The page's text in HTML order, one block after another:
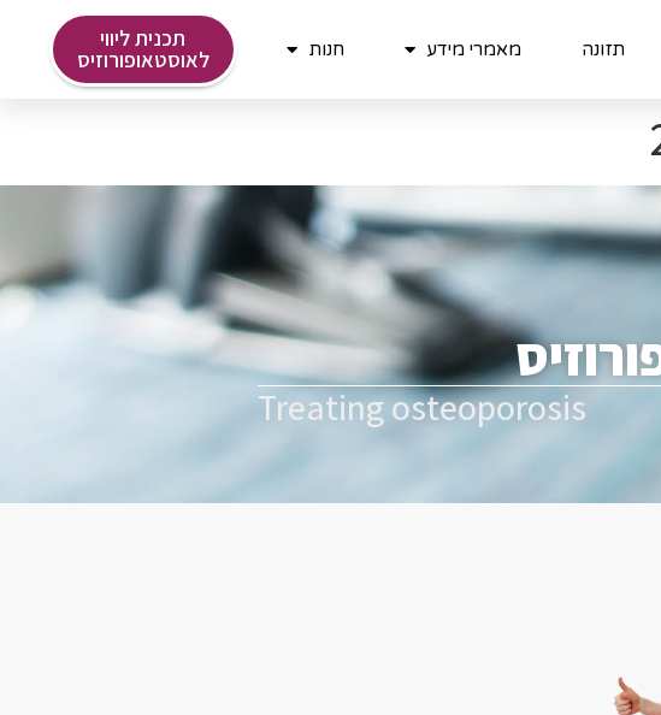
תזונה מאמרי מידע חנות תכנית ליווי
לאוסטאופורוזיס
Treating osteoporosis